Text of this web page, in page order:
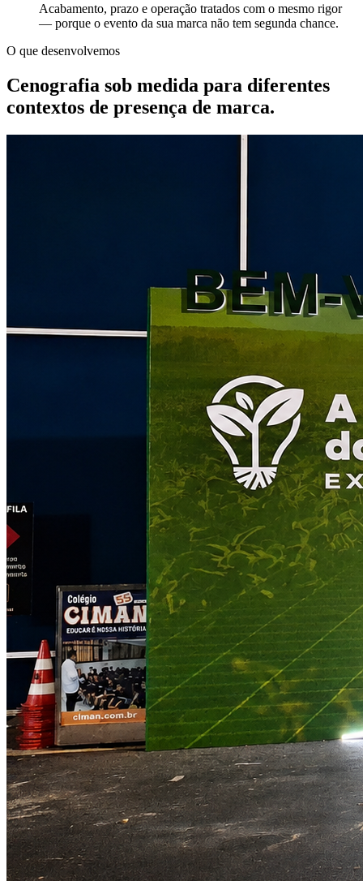
Acabamento, prazo e operação tratados com o mesmo rigor
— porque o evento da sua marca não tem segunda chance.
O que desenvolvemos
Cenografia sob medida para diferentes
contextos de presença de marca.